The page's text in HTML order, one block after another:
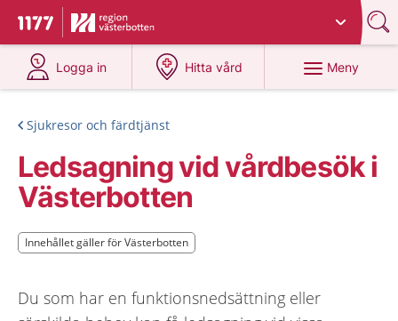
Till startsidan för 1177
Du har valt region
Logga in
på 1177.se
Hitta vård
på 1177.se
Meny
Sjukresor och färdtjänst
Ledsagning vid vårdbesök i
Västerbotten
Innehållet gäller för Västerbotten
Innehållet gäller för Västerbotten
Du som har en funktionsnedsättning eller